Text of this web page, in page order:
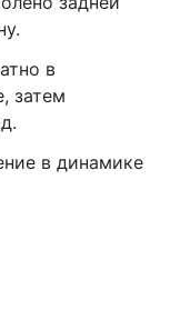
в
затем
в динамике